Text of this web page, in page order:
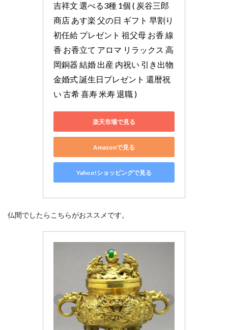
吉祥文 選べる3種 1個 ( 炭谷三郎
商店 あす楽 父の日 ギフト 早割り
初任給 プレゼント 祖父母 お香 線
香 お香立て アロマ リラックス 高
岡銅器 結婚 出産 内祝い 引き出物
金婚式 誕生日プレゼント 還暦祝
い 古希 喜寿 米寿 退職 )
楽天市場で見る
Amazonで見る
Yahoo!ショッピングで見る
仏間でしたらこちらがおススメです。